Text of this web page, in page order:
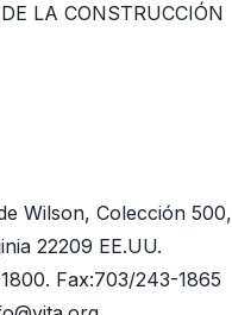
LA CONSTRUCCIÓN
Wilson, Colección 500,
22209 EE.UU.
Fax:703/243-1865